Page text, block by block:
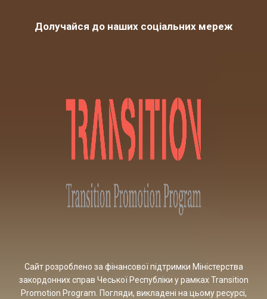
Долучайся до наших соціальних мереж
Сайт розроблено за фінансової підтримки Міністерства
закордонних справ Чеської Республіки у рамках Transition
Promotion Program. Погляди, викладені на цьому ресурсі,